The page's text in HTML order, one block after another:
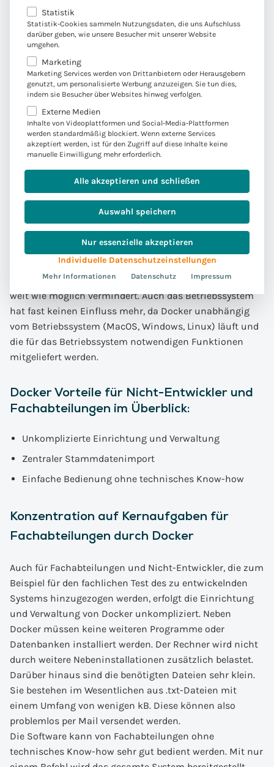
Konfigurationsaufwand. Zusätzlich können Entwickler
lokale Änderungen an der Infrastruktur einfach über
weitere docker-compose.yml-Files selbst erstellen.
Aufwände durch Abgleich
unterschiedlicher Systeme sinken
Ein weiterer großer Vorteil: durch Docker werden
Systemabhängigkeiten weitestgehend eliminiert, denn
auf allen Systemen sind die Komponenten in gleicher
Weise konfiguriert. Neue Teammitglieder verfügen über
die gleiche Konfiguration wie bisherige Kolleginnen und
Kollegen. Alle arbeiten auf dem gleichen Stand.
Unschärfen bei der Konfiguration, die bei manch einem
Kollegen zu Testzwecken geändert wurden, werden so
weit wie möglich vermindert. Auch das Betriebssystem
hat fast keinen Einfluss mehr, da Docker unabhängig
vom Betriebssystem (MacOS, Windows, Linux) läuft und
die für das Betriebssystem notwendigen Funktionen
mitgeliefert werden.
Docker Vorteile für Nicht-Entwickler und
Fachabteilungen im Überblick:
Unkomplizierte Einrichtung und Verwaltung
Zentraler Stammdatenimport
Einfache Bedienung ohne technisches Know-how
Konzentration auf Kernaufgaben für
Fachabteilungen durch Docker
Auch für Fachabteilungen und Nicht-Entwickler, die zum
Beispiel für den fachlichen Test des zu entwickelnden
Systems hinzugezogen werden, erfolgt die Einrichtung
und Verwaltung von Docker unkompliziert. Neben
Docker müssen keine weiteren Programme oder
Datenbanken installiert werden. Der Rechner wird nicht
durch weitere Nebeninstallationen zusätzlich belastet.
Darüber hinaus sind die benötigten Dateien sehr klein.
Sie bestehen im Wesentlichen aus .txt-Dateien mit
einem Umfang von wenigen kB. Diese können also
problemlos per Mail versendet werden.
Die Software kann von Fachabteilungen ohne
technisches Know-how sehr gut bedient werden. Mit nur
Statistik
Statistik-Cookies sammeln Nutzungsdaten, die uns Aufschluss
darüber geben, wie unsere Besucher mit unserer Website
umgehen.
Marketing
Marketing Services werden von Drittanbietern oder Herausgebern
genutzt, um personalisierte Werbung anzuzeigen. Sie tun dies,
indem sie Besucher über Websites hinweg verfolgen.
Externe Medien
Inhalte von Videoplattformen und Social-Media-Plattformen
werden standardmäßig blockiert. Wenn externe Services
akzeptiert werden, ist für den Zugriff auf diese Inhalte keine
manuelle Einwilligung mehr erforderlich.
Alle akzeptieren und schließen
Auswahl speichern
Nur essenzielle akzeptieren
Individuelle Datenschutzeinstellungen
Mehr Informationen Datenschutz Impressum